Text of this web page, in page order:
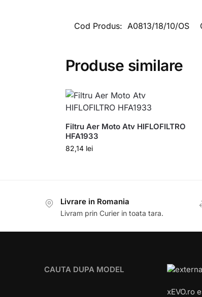
Cod Produs: A0813/18/10/OS
Produse similare
Filtru Aer Moto Atv HIFLOFILTRO
HFA1933
82,14 lei
Livrare in Romania
Livram prin Curier in toata tara.
CAUTA DUPA MODEL
xEVO.ro